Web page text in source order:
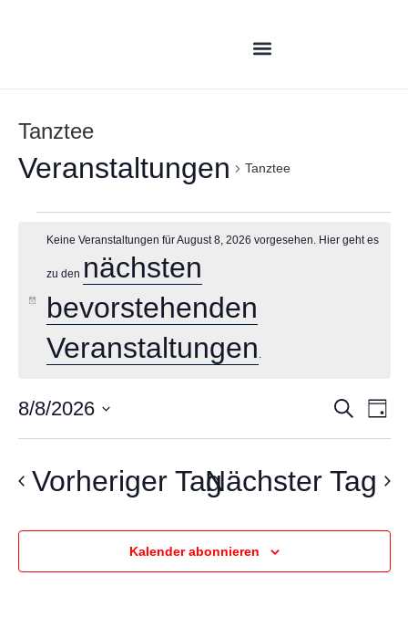
Tanztee
Veranstaltungen Tanztee
Hinweis
Keine Veranstaltungen für August 8, 2026 vorgesehen. Hier geht es
zu den nächsten
bevorstehenden
Veranstaltungen .
Suche
Tag
8/8/2026
Vorheriger TagNächster Tag
Kalender abonnieren